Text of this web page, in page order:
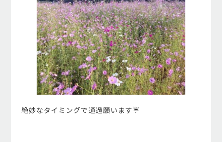
絶妙なタイミングで通過願います☔